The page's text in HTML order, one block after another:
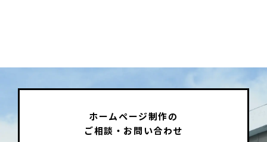
ホームページ制作の
ご相談・お問い合わせ